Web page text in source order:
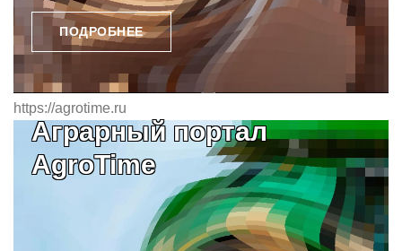
ПОДРОБНЕЕ
https://agrotime.ru
Аграрный портал
AgroTime